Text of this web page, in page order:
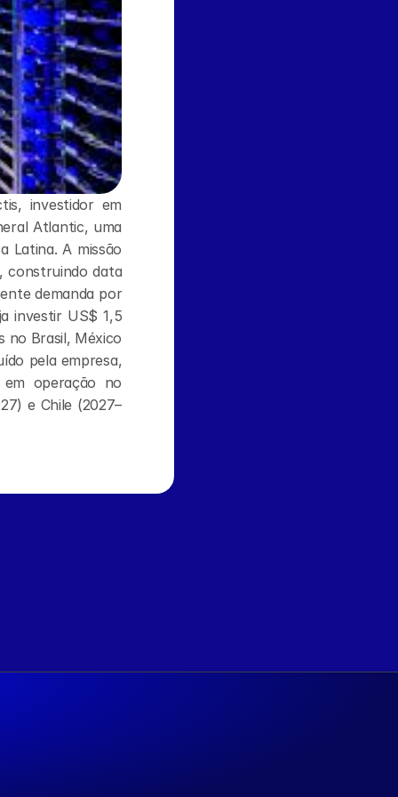
investidor em
Atlantic, uma
Latina. A missão
construindo data
demanda por
investir US$ 1,5
no Brasil, México
pela empresa,
operação no
e Chile (2027–
de data centers e planeja site em Campinas ›